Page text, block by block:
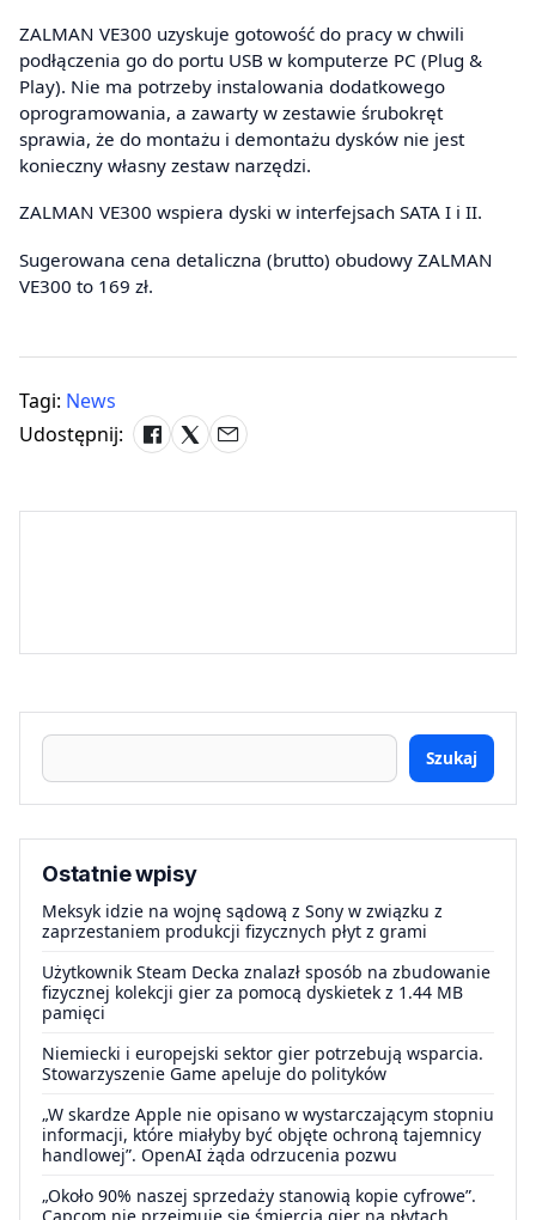
ZALMAN VE300 uzyskuje gotowość do pracy w chwili
podłączenia go do portu USB w komputerze PC (Plug &
Play). Nie ma potrzeby instalowania dodatkowego
oprogramowania, a zawarty w zestawie śrubokręt
sprawia, że do montażu i demontażu dysków nie jest
konieczny własny zestaw narzędzi.
ZALMAN VE300 wspiera dyski w interfejsach SATA I i II.
Sugerowana cena detaliczna (brutto) obudowy ZALMAN
VE300 to 169 zł.
Tagi: News
Udostępnij:
Szukaj
Ostatnie wpisy
Meksyk idzie na wojnę sądową z Sony w związku z
zaprzestaniem produkcji fizycznych płyt z grami
Użytkownik Steam Decka znalazł sposób na zbudowanie
fizycznej kolekcji gier za pomocą dyskietek z 1.44 MB
pamięci
Niemiecki i europejski sektor gier potrzebują wsparcia.
Stowarzyszenie Game apeluje do polityków
„W skardze Apple nie opisano w wystarczającym stopniu
informacji, które miałyby być objęte ochroną tajemnicy
handlowej”. OpenAI żąda odrzucenia pozwu
„Około 90% naszej sprzedaży stanowią kopie cyfrowe”.
Capcom nie przejmuje się śmiercią gier na płytach